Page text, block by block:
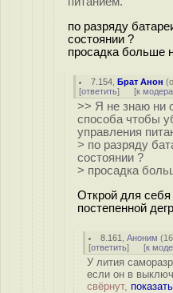
по разряду
состоянии ?
просадка больше
7.154 ,Брат Анон (
[ответить] [к
>> Я не знаю ни
способа чтобы
управления
> по разряду
состоянии ?
> просадка
Открой для
постепенной
8.161 ,Аноним (
[ответить] [к
У лития
если он в
свёрнут, показать